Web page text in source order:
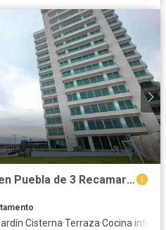
Departamento en Renta en Puebla de 3 Recamaras
·Cisterna·Terraza·Cocina